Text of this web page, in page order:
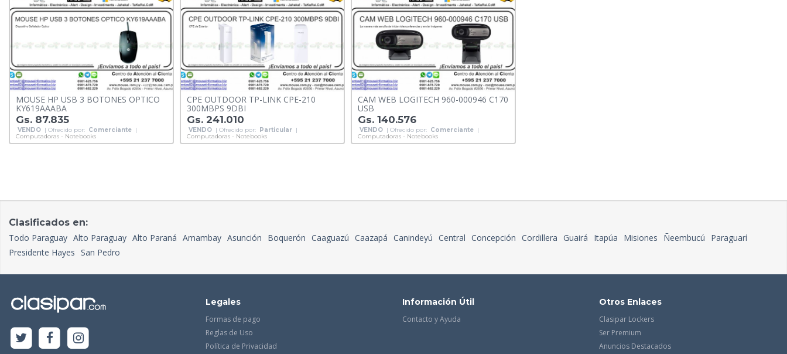
MOUSE HP USB 3 BOTONES OPTICO
KY619AAABA
Gs. 87.835
VENDO | Ofrecido por: Comerciante |
Computadoras - Notebooks
CPE OUTDOOR TP-LINK CPE-210
300MBPS 9DBI
Gs. 241.010
VENDO | Ofrecido por: Particular |
Computadoras - Notebooks
CAM WEB LOGITECH 960-000946 C170
USB
Gs. 140.576
VENDO | Ofrecido por: Comerciante |
Computadoras - Notebooks
Clasificados en:
Todo Paraguay Alto Paraguay Alto Paraná Amambay Asunción Boquerón Caaguazú Caazapá Canindeyú Central Concepción Cordillera Guairá Itapúa Misiones Ñeembucú
Paraguarí
Presidente Hayes San Pedro
Legales
Formas de pago
Reglas de Uso
Política de Privacidad
Información Útil
Contacto y Ayuda
Otros Enlaces
Clasipar Lockers
Ser Premium
Anuncios Destacados